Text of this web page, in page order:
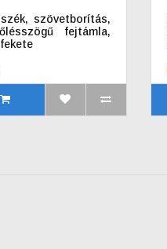
szövetborítás,
fejtámla,